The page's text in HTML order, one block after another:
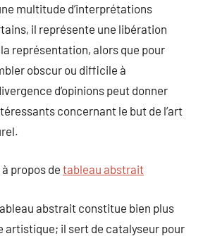
multitude d’interprétations
il représente une libération
représentation, alors que pour
obscur ou difficile à
d’opinions peut donner
concernant le but de l’art
propos de tableau abstrait
abstrait constitue bien plus
artistique; il sert de catalyseur pour